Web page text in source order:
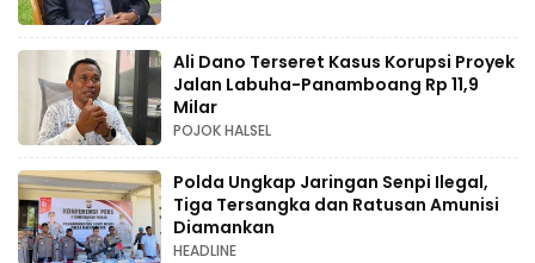
Ali Dano Terseret Kasus Korupsi Proyek
Jalan Labuha-Panamboang Rp 11,9
Milar
POJOK HALSEL
Polda Ungkap Jaringan Senpi Ilegal,
Tiga Tersangka dan Ratusan Amunisi
Diamankan
HEADLINE